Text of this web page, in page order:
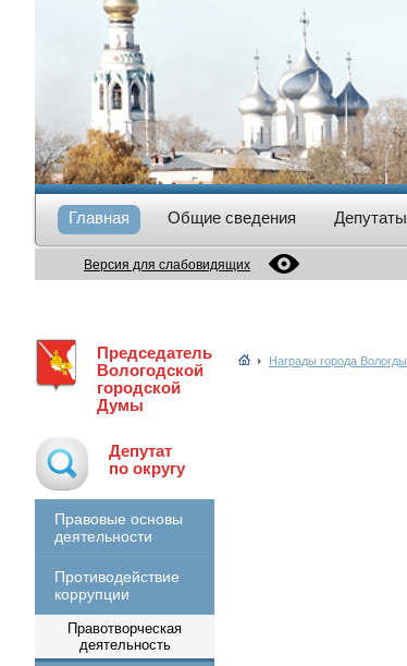
Главная Общие сведения Депутаты
Версия для слабовидящих
Председатель
Вологодской
городской
Думы
Депутат
по округу
Правовые основы
деятельности
Противодействие
коррупции
Правотворческая
деятельность
Награды города Вологды